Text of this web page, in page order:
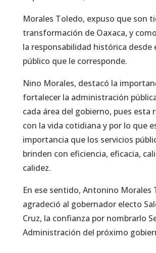
Morales Toledo, expuso que son
transformación de Oaxaca, y
la responsabilidad histórica desde
público que le corresponde.
Nino Morales, destacó la
fortalecer la administración
cada área del gobierno, pues esta
con la vida cotidiana y por lo que
importancia que los servicios
brinden con eficiencia, eficacia,
calidez.
En ese sentido, Antonino Morales
agradeció al gobernador electo
Cruz, la confianza por nombrarlo
Administración del próximo